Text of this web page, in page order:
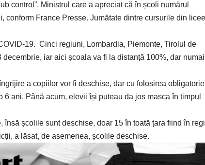
control”. Ministrul care a apreciat că în școli numărul
conform France Presse. Jumătate dintre cursurile din
19. Cinci regiuni, Lombardia, Piemonte, Tirolul de
iar aici școala va fi la distanță 100%, dar numai
a copiilor vor fi deschise, dar cu folosirea
ani. Până acum, elevii își puteau da jos masca în timpul
școlile sunt deschise, doar 15 în toată țara fiind în
a lăsat, de asemenea, școlile deschise.